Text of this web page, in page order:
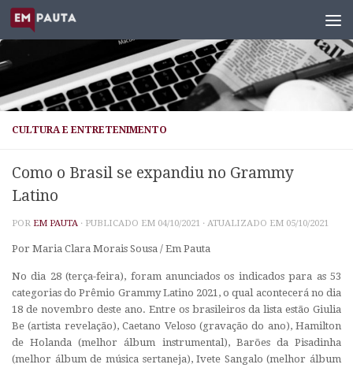
Skip to content
CULTURA E ENTRETENIMENTO
Como o Brasil se expandiu no Grammy
Latino
POR EM PAUTA · PUBLICADO EM 04/10/2021 · ATUALIZADO EM 05/10/2021
Por Maria Clara Morais Sousa / Em Pauta
No dia 28 (terça-feira), foram anunciados os indicados para as 53
categorias do Prêmio Grammy Latino 2021, o qual acontecerá no dia
18 de novembro deste ano. Entre os brasileiros da lista estão Giulia
Be (artista revelação), Caetano Veloso (gravação do ano), Hamilton
de Holanda (melhor álbum instrumental), Barões da Pisadinha
(melhor álbum de música sertaneja), Ivete Sangalo (melhor álbum